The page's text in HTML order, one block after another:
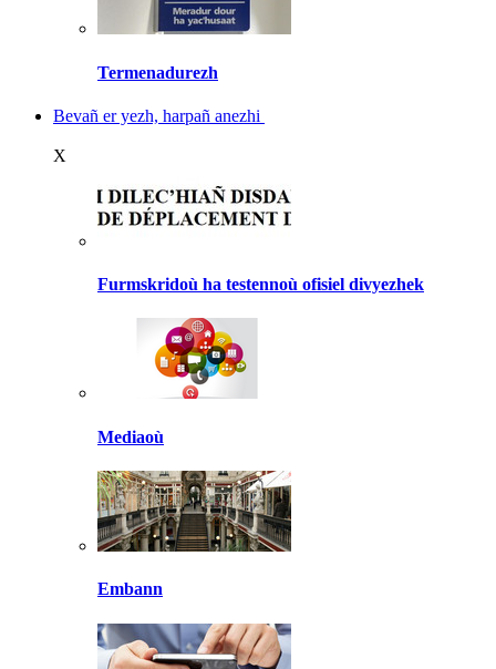
Termenadurezh
Bevañ er yezh, harpañ anezhi
X
Furmskridoù ha testennoù ofisiel divyezhek
Mediaoù
Embann